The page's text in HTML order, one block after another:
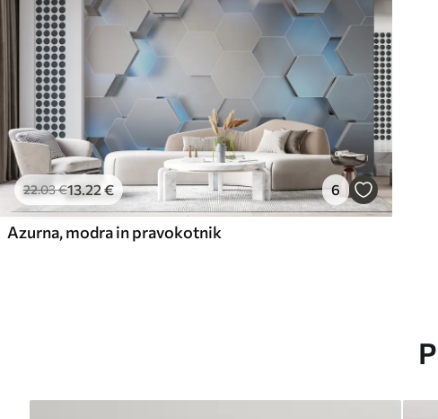
22.03€13.22€ 6
Azurna, modra in pravokotnik